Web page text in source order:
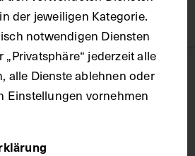
der jeweiligen Kategorie.
notwendigen Diensten
jederzeit alle
alle Dienste ablehnen oder
Einstellungen vornehmen